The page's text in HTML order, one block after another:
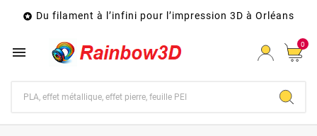
 Du filament à l’infini pour l’impression 3D à Orléans
 0